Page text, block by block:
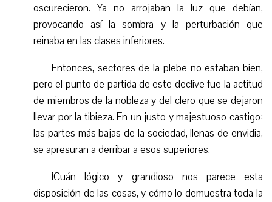
oscurecieron. Ya no arrojaban la luz que debían,
provocando así la sombra y la perturbación que
reinaba en las clases inferiores.
Entonces, sectores de la plebe no estaban bien,
pero el punto de partida de este declive fue la actitud
de miembros de la nobleza y del clero que se dejaron
llevar por la tibieza. En un justo y majestuoso castigo:
las partes más bajas de la sociedad, llenas de envidia,
se apresuran a derribar a esos superiores.
¡Cuán lógico y grandioso nos parece esta
disposición de las cosas, y cómo lo demuestra toda la